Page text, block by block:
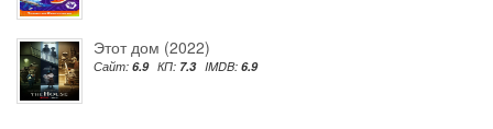
Этот дом (2022)
Сайт: 6.9 КП: 7.3 IMDB: 6.9